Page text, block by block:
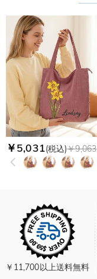
￥5,031(税込)￥9,063
￥11,700以上送料無料